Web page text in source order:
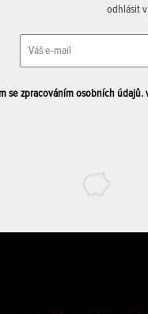
odhlásit
se zpracováním osobních